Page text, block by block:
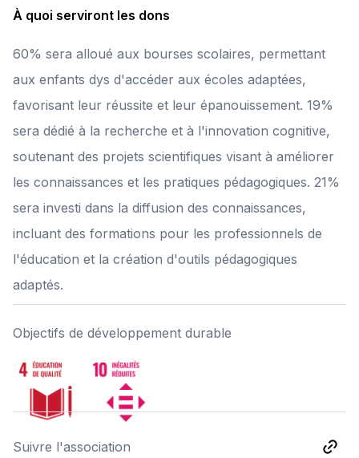
À quoi serviront les dons
60% sera alloué aux bourses scolaires, permettant
aux enfants dys d'accéder aux écoles adaptées,
favorisant leur réussite et leur épanouissement. 19%
sera dédié à la recherche et à l'innovation cognitive,
soutenant des projets scientifiques visant à améliorer
les connaissances et les pratiques pédagogiques. 21%
sera investi dans la diffusion des connaissances,
incluant des formations pour les professionnels de
l'éducation et la création d'outils pédagogiques
adaptés.
Objectifs de développement durable
Suivre l'association